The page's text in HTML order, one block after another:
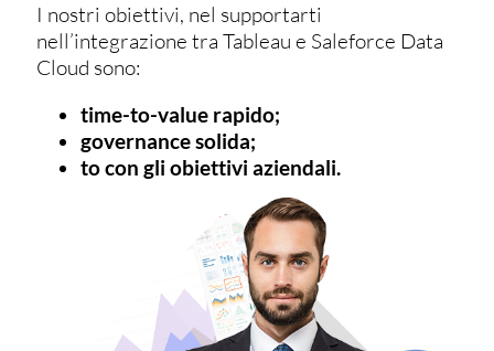
I nostri obiettivi, nel supportarti
nell’integrazione tra Tableau e Saleforce Data
Cloud sono:
time-to-value rapido;
governance solida;
to con gli obiettivi aziendali.